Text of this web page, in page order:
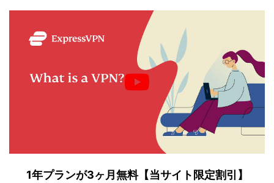
1年プランが3ヶ月無料【当サイト限定割引】